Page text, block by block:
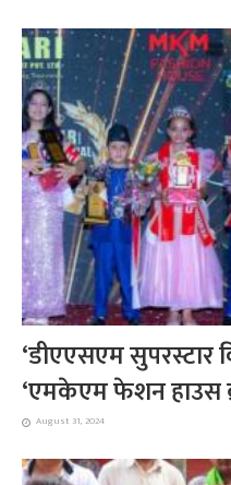
‘डीएएसएम सुपरस्टार
‘एमकेएम फेशन हाउस
August 31, 2024